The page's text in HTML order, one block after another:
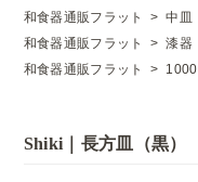
和食器通販フラット
>中皿
和食器通販フラット
>漆器
和食器通販フラット
>
Shiki｜長方皿（黒）